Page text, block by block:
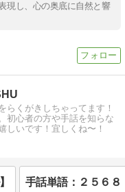
現し、心の奥底に自然と響
らくがきしちゃってます！
初心者の方や手話を知らな
しいです！宜しくね〜！
手話単語：２５６８